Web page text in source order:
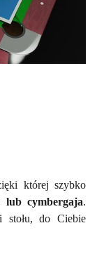
której szybko
lub cymbergaja.
stołu, do Ciebie